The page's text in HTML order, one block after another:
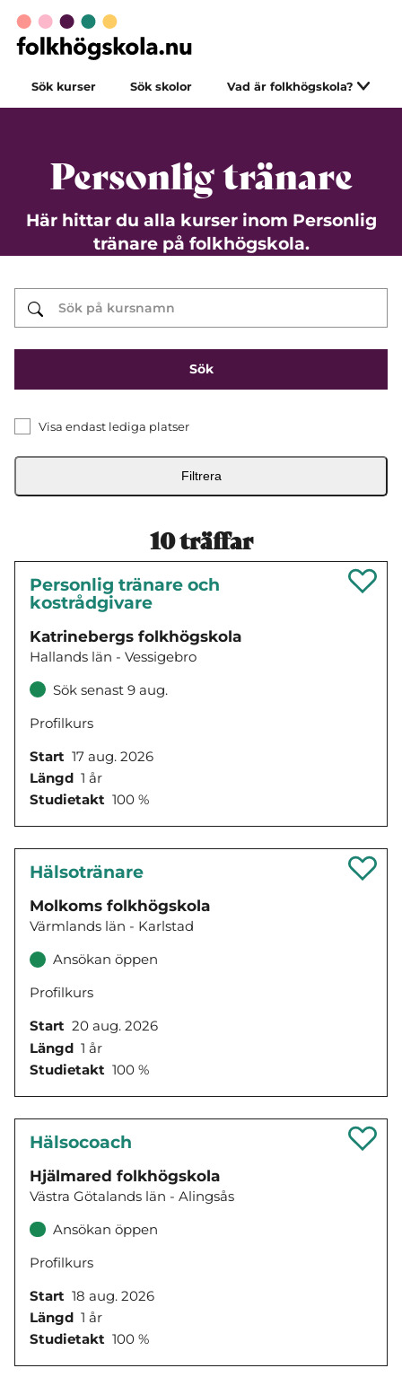
Sök kurser Sök skolor Vad är folkhögskola?
Personlig tränare
Här hittar du alla kurser inom Personlig
tränare på folkhögskola.
Visa endast lediga platser
Filtrera
10träffar
Personlig tränare och
kostrådgivare
Katrinebergs folkhögskola
Hallands län - Vessigebro
Sök senast 9 aug.
Profilkurs
Start 17 aug. 2026
Längd 1 år
Studietakt 100 %
Hälsotränare
Molkoms folkhögskola
Värmlands län - Karlstad
Ansökan öppen
Profilkurs
Start 20 aug. 2026
Längd 1 år
Studietakt 100 %
Hälsocoach
Hjälmared folkhögskola
Västra Götalands län - Alingsås
Ansökan öppen
Profilkurs
Start 18 aug. 2026
Längd 1 år
Studietakt 100 %